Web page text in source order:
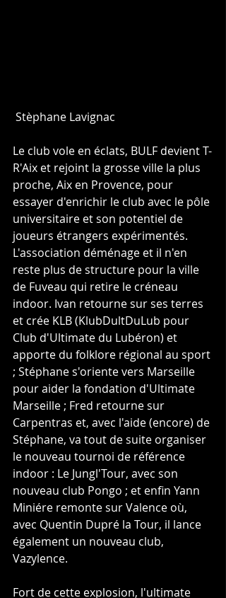
Stèphane Lavignac
Le club vole en éclats, BULF devient T-
R'Aix et rejoint la grosse ville la plus
proche, Aix en Provence, pour
essayer d'enrichir le club avec le pôle
universitaire et son potentiel de
joueurs étrangers expérimentés.
L'association déménage et il n'en
reste plus de structure pour la ville
de Fuveau qui retire le créneau
indoor. Ivan retourne sur ses terres
et crée KLB (KlubDultDuLub pour
Club d'Ultimate du Lubéron) et
apporte du folklore régional au sport
; Stéphane s'oriente vers Marseille
pour aider la fondation d'Ultimate
Marseille ; Fred retourne sur
Carpentras et, avec l'aide (encore) de
Stéphane, va tout de suite organiser
le nouveau tournoi de référence
indoor : Le Jungl'Tour, avec son
nouveau club Pongo ; et enfin Yann
Miniére remonte sur Valence où,
avec Quentin Dupré la Tour, il lance
également un nouveau club,
Vazylence.
Fort de cette explosion, l'ultimate